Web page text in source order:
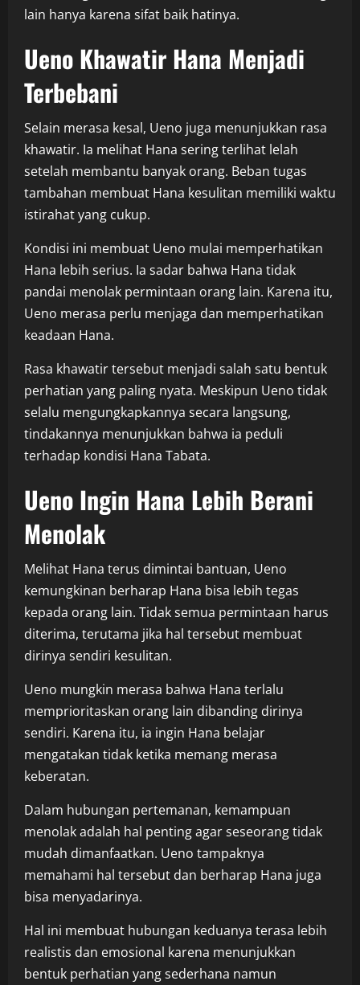
lain hanya karena sifat baik hatinya.
Ueno Khawatir Hana Menjadi
Terbebani
Selain merasa kesal, Ueno juga menunjukkan rasa
khawatir. Ia melihat Hana sering terlihat lelah
setelah membantu banyak orang. Beban tugas
tambahan membuat Hana kesulitan memiliki waktu
istirahat yang cukup.
Kondisi ini membuat Ueno mulai memperhatikan
Hana lebih serius. Ia sadar bahwa Hana tidak
pandai menolak permintaan orang lain. Karena itu,
Ueno merasa perlu menjaga dan memperhatikan
keadaan Hana.
Rasa khawatir tersebut menjadi salah satu bentuk
perhatian yang paling nyata. Meskipun Ueno tidak
selalu mengungkapkannya secara langsung,
tindakannya menunjukkan bahwa ia peduli
terhadap kondisi Hana Tabata.
Ueno Ingin Hana Lebih Berani
Menolak
Melihat Hana terus dimintai bantuan, Ueno
kemungkinan berharap Hana bisa lebih tegas
kepada orang lain. Tidak semua permintaan harus
diterima, terutama jika hal tersebut membuat
dirinya sendiri kesulitan.
Ueno mungkin merasa bahwa Hana terlalu
memprioritaskan orang lain dibanding dirinya
sendiri. Karena itu, ia ingin Hana belajar
mengatakan tidak ketika memang merasa
keberatan.
Dalam hubungan pertemanan, kemampuan
menolak adalah hal penting agar seseorang tidak
mudah dimanfaatkan. Ueno tampaknya
memahami hal tersebut dan berharap Hana juga
bisa menyadarinya.
Hal ini membuat hubungan keduanya terasa lebih
realistis dan emosional karena menunjukkan
bentuk perhatian yang sederhana namun